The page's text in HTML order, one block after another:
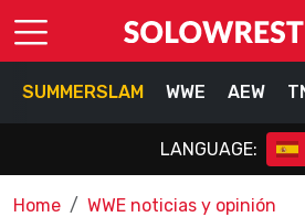
SUMMERSLAM WWE AEW
LANGUAGE:
Home WWE noticias y opinión